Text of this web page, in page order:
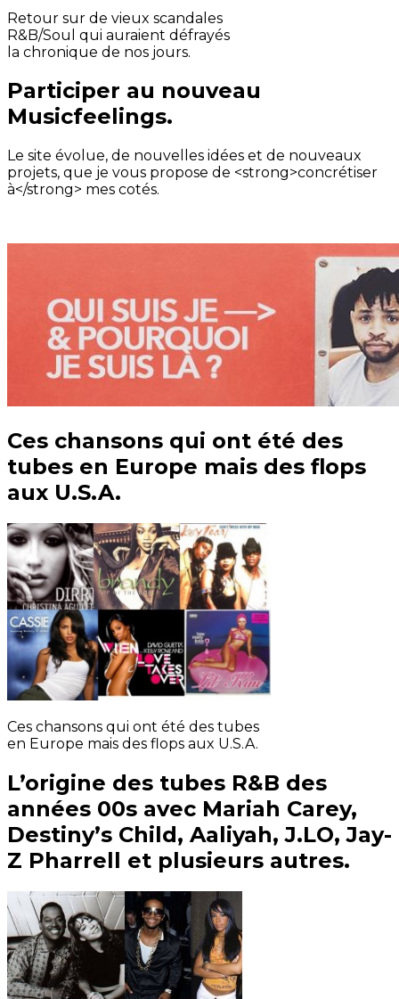
Retour sur de vieux scandales
R&B/Soul qui auraient défrayés
la chronique de nos jours.
Participer au nouveau
Musicfeelings.
Le site évolue, de nouvelles idées et de nouveaux
projets, que je vous propose de <strong>concrétiser
à</strong> mes cotés.
Ces chansons qui ont été des
tubes en Europe mais des flops
aux U.S.A.
Ces chansons qui ont été des tubes
en Europe mais des flops aux U.S.A.
L’origine des tubes R&B des
années 00s avec Mariah Carey,
Destiny’s Child, Aaliyah, J.LO, Jay-
Z Pharrell et plusieurs autres.